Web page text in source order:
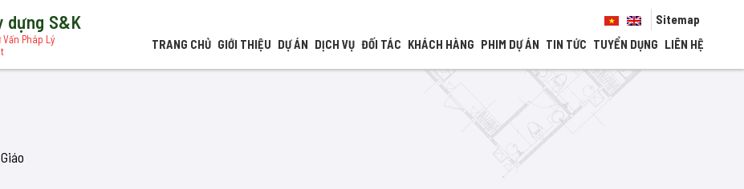
dựng S&K
Pháp Lý
Sitemap
TRANG CHỦ GIỚI THIỆU DỰ ÁN DỊCH VỤ ĐỐI TÁC KHÁCH HÀNG PHIM DỰ ÁN TIN TỨC TUYỂN DỤNG LIÊN HỆ